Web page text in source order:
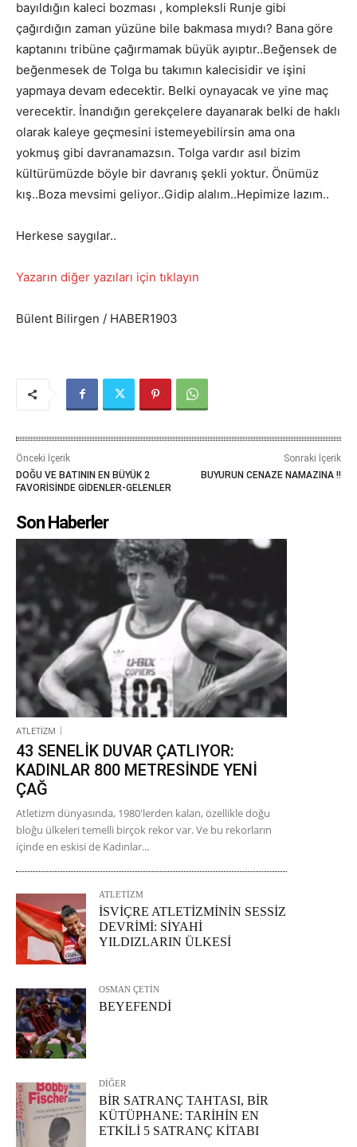
bayıldığın kaleci bozması , kompleksli Runje gibi
çağırdığın zaman yüzüne bile bakmasa mıydı? Bana göre
kaptanını tribüne çağırmamak büyük ayıptır..Beğensek de
beğenmesek de Tolga bu takımın kalecisidir ve işini
yapmaya devam edecektir. Belki oynayacak ve yine maç
verecektir. İnandığın gerekçelere dayanarak belki de haklı
olarak kaleye geçmesini istemeyebilirsin ama ona
yokmuş gibi davranamazsın. Tolga vardır asıl bizim
kültürümüzde böyle bir davranış şekli yoktur. Önümüz
kış..Boza mevsimi geliyor..Gidip alalım..Hepimize lazım..
Herkese saygılar..
Yazarın diğer yazıları için tıklayın
Bülent Bilirgen / HABER1903
Önceki İçerik
DOĞU VE BATININ EN BÜYÜK 2
FAVORİSİNDE GİDENLER-GELENLER
Sonraki İçerik
BUYURUN CENAZE NAMAZINA !!
Son Haberler
ATLETİZM
43 SENELİK DUVAR ÇATLIYOR:
KADINLAR 800 METRESİNDE YENİ
ÇAĞ
Atletizm dünyasında, 1980'lerden kalan, özellikle doğu
bloğu ülkeleri temelli birçok rekor var. Ve bu rekorların
içinde en eskisi de Kadınlar...
ATLETİZM
İSVİÇRE ATLETİZMİNİN SESSİZ
DEVRİMİ: SİYAHİ
YILDIZLARIN ÜLKESİ
OSMAN ÇETİN
BEYEFENDİ
DİĞER
BİR SATRANÇ TAHTASI, BİR
KÜTÜPHANE: TARİHİN EN
ETKİLİ 5 SATRANÇ KİTABI